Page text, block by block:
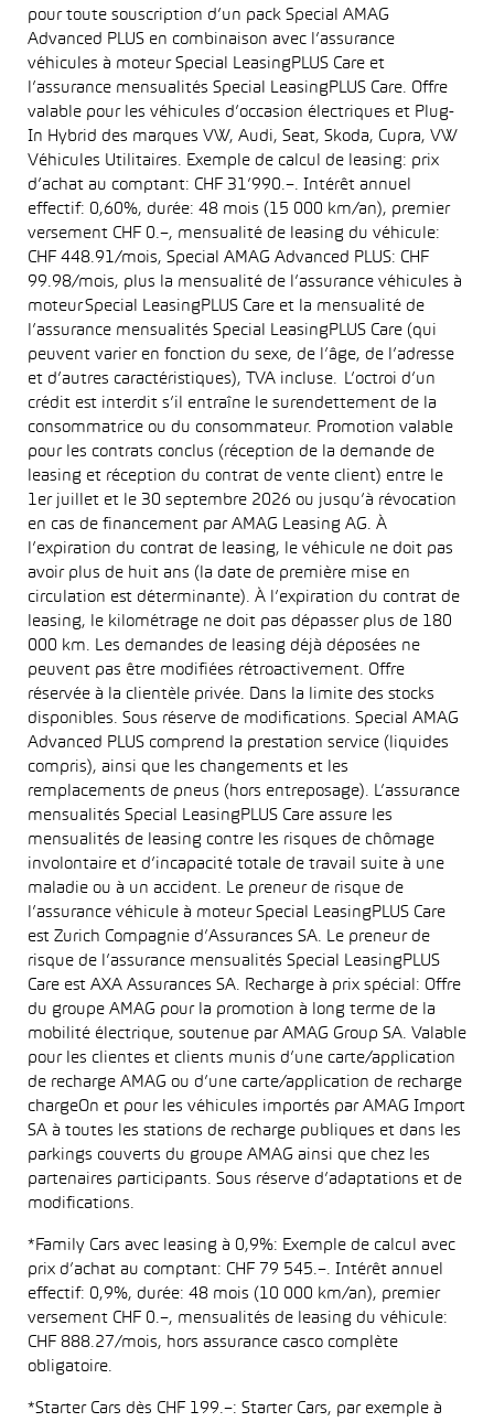
pour toute souscription d’un pack Special AMAG
Advanced PLUS en combinaison avec l’assurance
véhicules à moteur Special LeasingPLUS Care et
l’assurance mensualités Special LeasingPLUS Care. Offre
valable pour les véhicules d’occasion électriques et Plug-
In Hybrid des marques VW, Audi, Seat, Skoda, Cupra, VW
Véhicules Utilitaires. Exemple de calcul de leasing: prix
d’achat au comptant: CHF 31’990.–. Intérêt annuel
effectif: 0,60%, durée: 48 mois (15 000 km/an), premier
versement CHF 0.–, mensualité de leasing du véhicule:
CHF 448.91/mois, Special AMAG Advanced PLUS: CHF
99.98/mois, plus la mensualité de l’assurance véhicules à
moteur Special LeasingPLUS Care et la mensualité de
l’assurance mensualités Special LeasingPLUS Care (qui
peuvent varier en fonction du sexe, de l’âge, de l’adresse
et d’autres caractéristiques), TVA incluse. L’octroi d’un
crédit est interdit s’il entraîne le surendettement de la
consommatrice ou du consommateur. Promotion valable
pour les contrats conclus (réception de la demande de
leasing et réception du contrat de vente client) entre le
1er juillet et le 30 septembre 2026 ou jusqu’à révocation
en cas de financement par AMAG Leasing AG. À
l’expiration du contrat de leasing, le véhicule ne doit pas
avoir plus de huit ans (la date de première mise en
circulation est déterminante). À l’expiration du contrat de
leasing, le kilométrage ne doit pas dépasser plus de 180
000 km. Les demandes de leasing déjà déposées ne
peuvent pas être modifiées rétroactivement. Offre
réservée à la clientèle privée. Dans la limite des stocks
disponibles. Sous réserve de modifications. Special AMAG
Advanced PLUS comprend la prestation service (liquides
compris), ainsi que les changements et les
remplacements de pneus (hors entreposage). L’assurance
mensualités Special LeasingPLUS Care assure les
mensualités de leasing contre les risques de chômage
involontaire et d’incapacité totale de travail suite à une
maladie ou à un accident. Le preneur de risque de
l’assurance véhicule à moteur Special LeasingPLUS Care
est Zurich Compagnie d’Assurances SA. Le preneur de
risque de l’assurance mensualités Special LeasingPLUS
Care est AXA Assurances SA. Recharge à prix spécial: Offre
du groupe AMAG pour la promotion à long terme de la
mobilité électrique, soutenue par AMAG Group SA. Valable
pour les clientes et clients munis d’une carte/application
de recharge AMAG ou d’une carte/application de recharge
chargeOn et pour les véhicules importés par AMAG Import
SA à toutes les stations de recharge publiques et dans les
parkings couverts du groupe AMAG ainsi que chez les
partenaires participants. Sous réserve d’adaptations et de
modifications.
*Family Cars avec leasing à 0,9%: Exemple de calcul avec
prix d’achat au comptant: CHF 79 545.–. Intérêt annuel
effectif: 0,9%, durée: 48 mois (10 000 km/an), premier
versement CHF 0.–, mensualités de leasing du véhicule:
CHF 888.27/mois, hors assurance casco complète
obligatoire.
*Starter Cars dès CHF 199.–: Starter Cars, par exemple à